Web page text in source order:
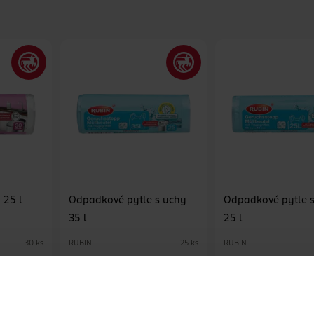
l
30 ks
Odpadkové pytle s uchy
35 l
RUBIN 25 ks
Odpadkové pytle
25 l
RUBIN